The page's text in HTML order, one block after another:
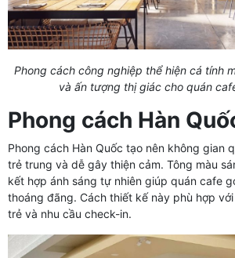
Phong cách công nghiệp thể hiện cá tính
và ấn tượng thị giác cho quán
Phong cách Hàn
Phong cách Hàn Quốc tạo nên không gian
trẻ trung và dễ gây thiện cảm. Tông màu
kết hợp ánh sáng tự nhiên giúp quán cafe
thoáng đãng. Cách thiết kế này phù hợp
trẻ và nhu cầu check-in.